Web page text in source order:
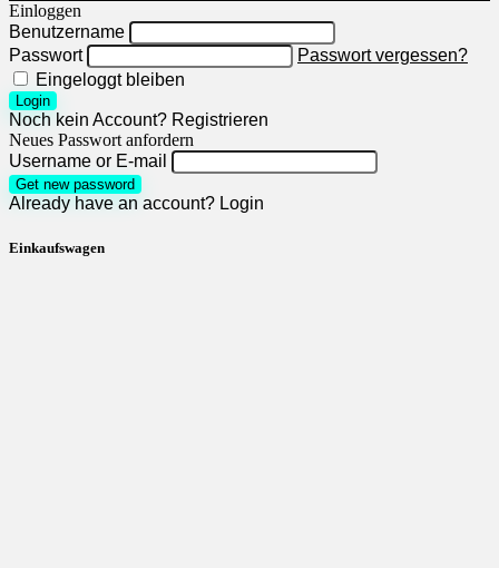
Einloggen
Benutzername
Passwort
Passwort vergessen?
Eingeloggt bleiben
Login
Noch kein Account? Registrieren
Neues Passwort anfordern
Username or E-mail
Get new password
Already have an account? Login
Einkaufswagen